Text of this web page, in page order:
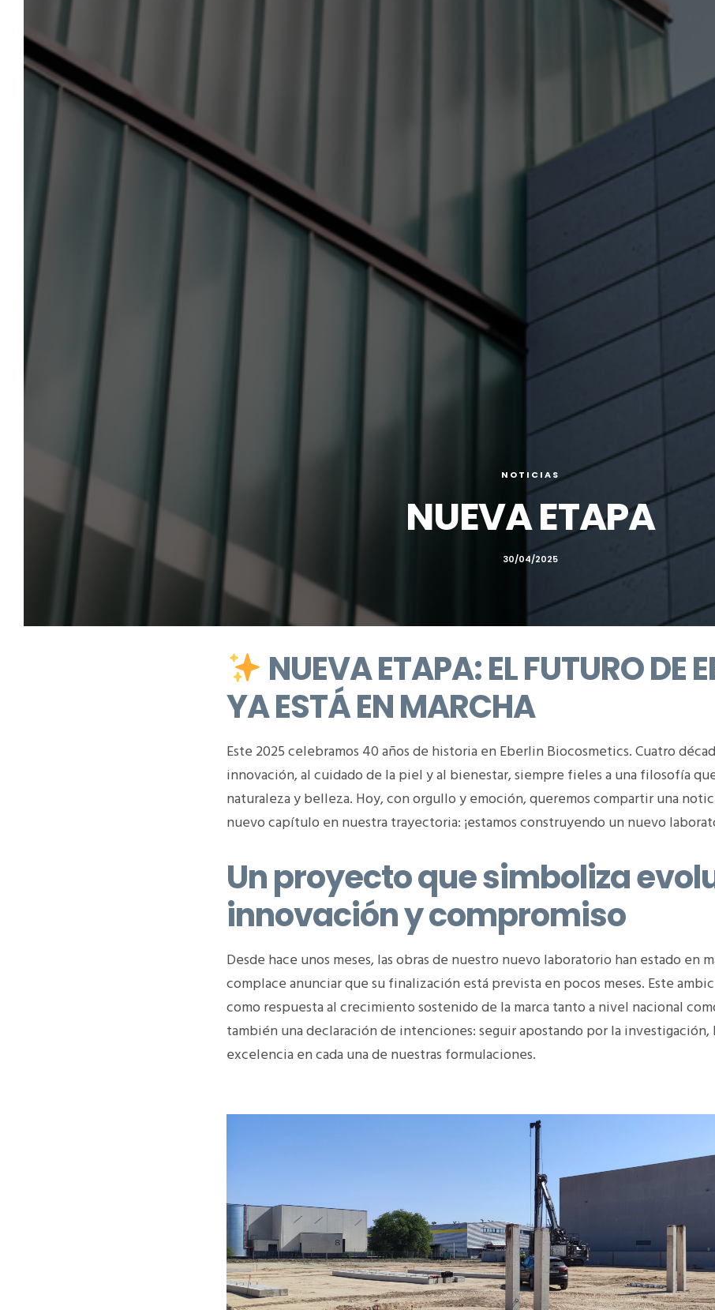
NOTICIAS
NUEVA ETAPA
30/04/2025
NUEVA ETAPA: EL FUTURO DE
YA ESTÁ EN MARCHA
Este 2025 celebramos 40 años de historia en Eberlin Biocosmetics.Cuatro
innovación, al cuidado de la piel y al bienestar, siempre fieles a una filosofía
naturaleza y belleza. Hoy, con orgullo y emoción, queremos compartir una
nuevo capítulo en nuestra trayectoria: ¡estamos construyendo un nuevo
Un proyecto que simboliza
innovación y compromiso
Desde hace unos meses, las obras de nuestro nuevo laboratorio han estado en
complace anunciar que su finalización está prevista en pocos meses. Este
como respuesta al crecimiento sostenido de la marca tanto a nivel nacional
también una declaración de intenciones: seguir apostando por la investigación,
excelencia en cada una de nuestras formulaciones.